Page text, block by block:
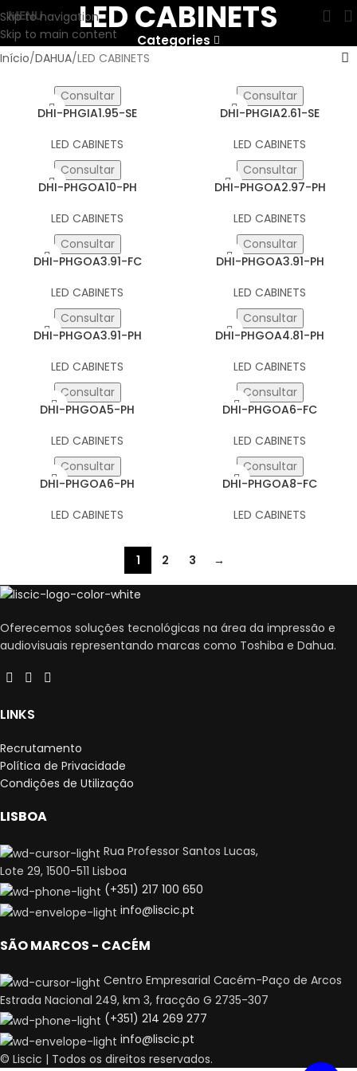
Skip to navigation
Skip to main content
MENU LED CABINETS
Categories
Início DAHUA LED CABINETS
Consultar
DHI-PHGIA1.95-SE
LED CABINETS
Consultar
DHI-PHGIA2.61-SE
LED CABINETS
Consultar
DHI-PHGOA10-PH
LED CABINETS
Consultar
DHI-PHGOA2.97-PH
LED CABINETS
Consultar
DHI-PHGOA3.91-FC
LED CABINETS
Consultar
DHI-PHGOA3.91-PH
LED CABINETS
Consultar
DHI-PHGOA3.91-PH
LED CABINETS
Consultar
DHI-PHGOA4.81-PH
LED CABINETS
Consultar
DHI-PHGOA5-PH
LED CABINETS
Consultar
DHI-PHGOA6-FC
LED CABINETS
Consultar
DHI-PHGOA6-PH
LED CABINETS
Consultar
DHI-PHGOA8-FC
LED CABINETS
1 2 3 →
Oferecemos soluções tecnológicas na área da impressão e
audiovisuais representando marcas como Toshiba e Dahua.
LINKS
Recrutamento
Política de Privacidade
Condições de Utilização
LISBOA
Rua Professor Santos Lucas,
Lote 29, 1500-511 Lisboa
(+351) 217 100 650
info@liscic.pt
SÃO MARCOS - CACÉM
Centro Empresarial Cacém-Paço de Arcos
Estrada Nacional 249, km 3, fracção G 2735-307
(+351) 214 269 277
info@liscic.pt
© Liscic | Todos os direitos reservados.